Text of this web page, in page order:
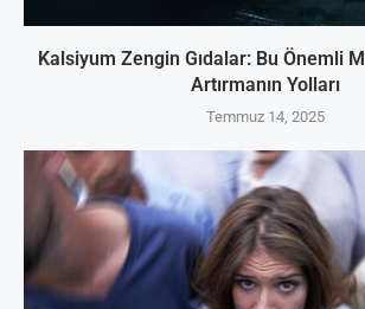
Kalsiyum Zengin Gıdalar: Bu Önemli
Artırmanın Yolları
Temmuz 14, 2025